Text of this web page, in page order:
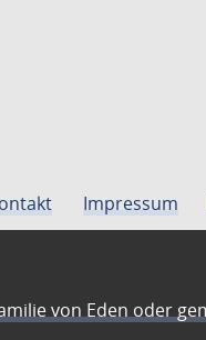
Impressum
von Eden oder